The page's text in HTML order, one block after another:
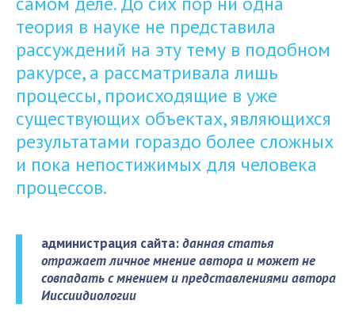
теория в науке не представила
рассуждений на эту тему в подобном
ракурсе, а рассматривала лишь
процессы, происходящие в уже
существующих объектах, являющихся
результатами гораздо более сложных
и пока непостижимых для человека
процессов.
администрация сайта:данная статья
отражает личное мнение автора и может не
совпадать с мнением и представлениями автора
Ииссиидиологии